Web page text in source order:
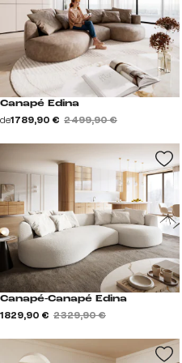
Canapé Edina
de1 789,90 € 2 499,90 €
Canapé-Canapé Edina
1 829,90 € 2 329,90 €